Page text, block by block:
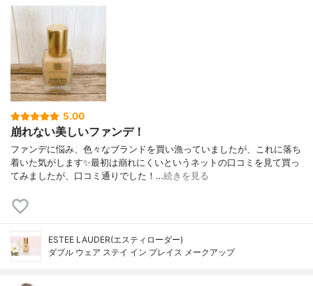
5.00
崩れない美しいファンデ！
ファンデに悩み、色々なブランドを買い漁っていましたが、これに落ち
着いた気がします✨最初は崩れにくいというネットの口コミを見て買っ
てみましたが、口コミ通りでした！…続きを見る
ESTEE LAUDER(エスティローダー)
ダブル ウェア ステイ イン プレイス メークアップ